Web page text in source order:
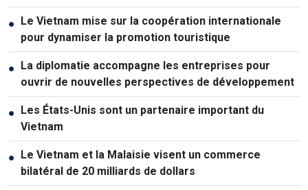
● Le Vietnam mise sur la coopération internationale
pour dynamiser la promotion touristique
● La diplomatie accompagne les entreprises pour
ouvrir de nouvelles perspectives de développement
● Les États-Unis sont un partenaire important du
Vietnam
● Le Vietnam et la Malaisie visent un commerce
bilatéral de 20 milliards de dollars